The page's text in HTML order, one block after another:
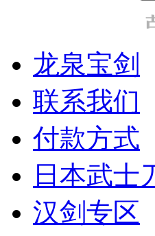
龙泉宝剑
联系我们
付款方式
日本武士
汉剑专区